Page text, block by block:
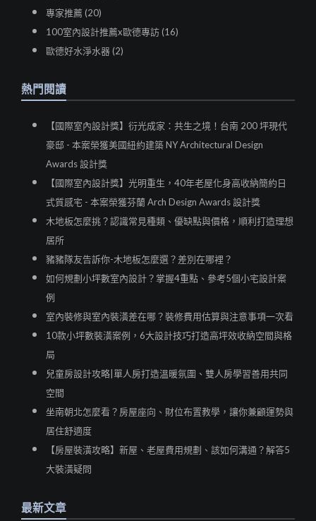
專家推薦 (20)
100室內設計推薦x歐德專訪 (16)
歐德好水淨水器 (2)
熱門閱讀
【國際室內設計獎】衍光成家：共生之境！台南 200 坪現代
豪邸 - 本案榮獲美國紐約建築 NY Architectural Design
Awards 設計獎
【國際室內設計獎】光明重生，40年老屋化身高收納簡約日
式質感宅 - 本案榮獲芬蘭 Arch Design Awards 設計獎
木地板怎麼挑？認識常見種類、優缺點與價格，順利打造理想
居所
豬豬隊友告訴你-木地板怎麼選？差別在哪裡？
如何規劃小坪數室內設計？掌握4重點、參考5個小宅設計案
例
室內裝修與室內裝潢差在哪？裝修費用估算與注意事項一次看
10款小坪數裝潢案例，6大設計技巧打造高坪效收納空間與格
局
兒童房設計攻略|單人房打造溫暖氛圍、雙人房學習善用共同
空間
坐南朝北怎麼看？房屋座向、財位布置教學，讓你兼顧運勢與
居住舒適度
【房屋裝潢攻略】新屋、老屋費用規劃、該如何溝通？解答5
大裝潢疑問
最新文章